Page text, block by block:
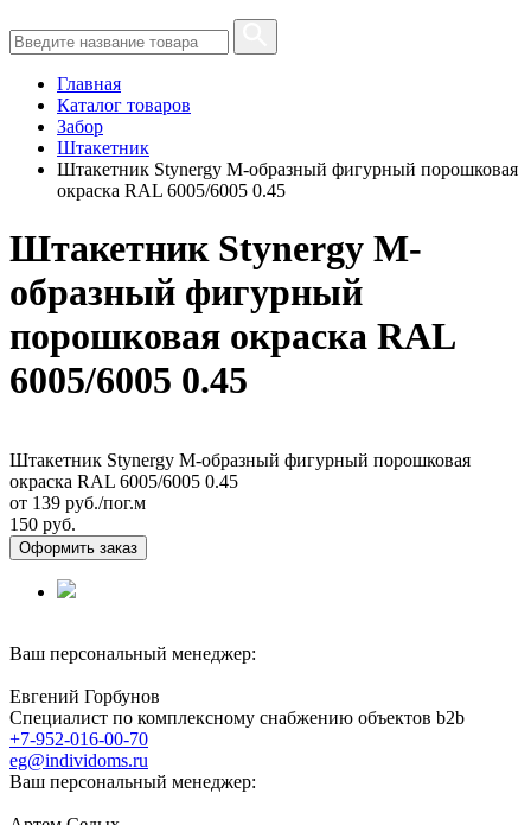
Главная
Каталог товаров
Забор
Штакетник
Штакетник Stynergy М-образный фигурный порошковая
окраска RAL 6005/6005 0.45
Штакетник Stynergy М-
образный фигурный
порошковая окраска RAL
6005/6005 0.45
Штакетник Stynergy М-образный фигурный порошковая
окраска RAL 6005/6005 0.45
от 139 руб./пог.м
150 руб.
Оформить заказ
Ваш персональный менеджер:
Евгений Горбунов
Специалист по комплексному снабжению объектов b2b
+7-952-016-00-70
eg@individoms.ru
Ваш персональный менеджер: